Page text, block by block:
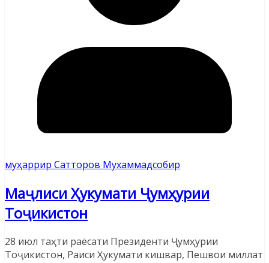
муҳаррир Сатторов Мухаммадсобир
Маҷлиси Ҳукумати Ҷумҳурии
Тоҷикистон
28 июл таҳти раёсати Президенти Ҷумҳурии
Тоҷикистон, Раиси Ҳукумати кишвар, Пешвои миллат